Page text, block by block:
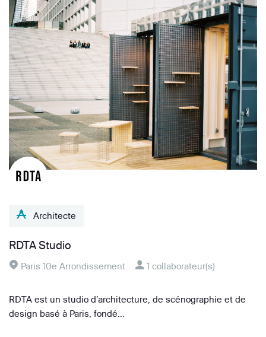
Architecte
RDTA Studio
Paris 10e Arrondissement 1 collaborateur(s)
RDTA est un studio d’architecture, de scénographie et de
design basé à Paris, fondé...